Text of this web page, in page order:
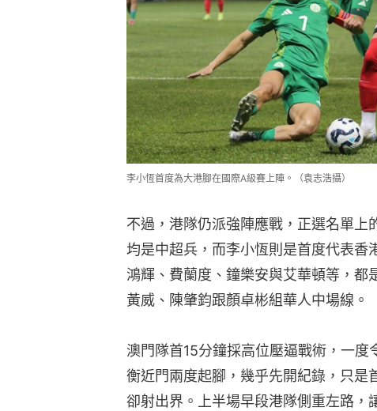
李小恆首度為大港腳在國際A級賽上陣。（袁志浩攝）
不過，港隊仍派強陣應戰，正選名單上
均是中超兵，而李小恆則是首度代表香
鴻輝、費蘭度、鐘樂安與艾華頓等，都
黃威、陳肇鈞跟顏卓彬組華人中場線。
澳門隊首15分鐘採高位壓逼戰術，一
衡近門兩度起腳，幾乎先開紀錄，只是
卻射出界。上半場早段港隊側重左路，